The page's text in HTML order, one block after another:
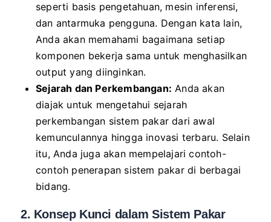
seperti basis pengetahuan, mesin inferensi,
dan antarmuka pengguna. Dengan kata lain,
Anda akan memahami bagaimana setiap
komponen bekerja sama untuk menghasilkan
output yang diinginkan.
Sejarah dan Perkembangan: Anda akan
diajak untuk mengetahui sejarah
perkembangan sistem pakar dari awal
kemunculannya hingga inovasi terbaru. Selain
itu, Anda juga akan mempelajari contoh-
contoh penerapan sistem pakar di berbagai
bidang.
2. Konsep Kunci dalam Sistem Pakar